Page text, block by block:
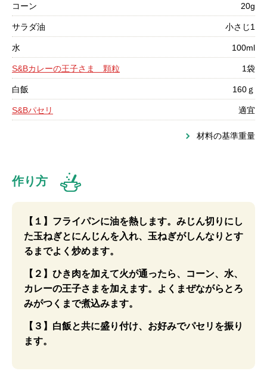
コーン 20g
サラダ油 小さじ1
水 100ml
S&Bカレーの王子さま 顆粒 1袋
白飯 160ｇ
S&Bパセリ 適宜
材料の基準重量
作り方
【１】フライパンに油を熱します。みじん切りにし
た玉ねぎとにんじんを入れ、玉ねぎがしんなりとす
るまでよく炒めます。
【２】ひき肉を加えて火が通ったら、コーン、水、
カレーの王子さまを加えます。よくまぜながらとろ
みがつくまで煮込みます。
【３】白飯と共に盛り付け、お好みでパセリを振り
ます。